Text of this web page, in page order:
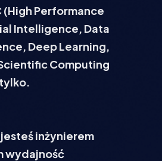
Performance
Intelligence, Data
Deep Learning,
Computing
inżynierem
wydajność